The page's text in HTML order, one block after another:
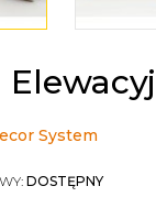
System
DOSTĘPNY